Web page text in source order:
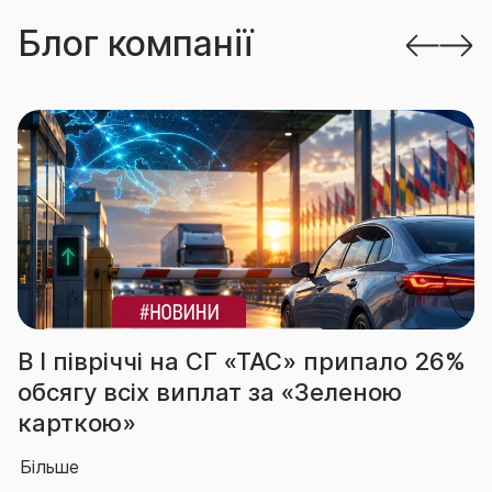
Блог компанії
В І півріччі на СГ «ТАС» припало 26%
обсягу всіх виплат за «Зеленою
карткою»
Більше